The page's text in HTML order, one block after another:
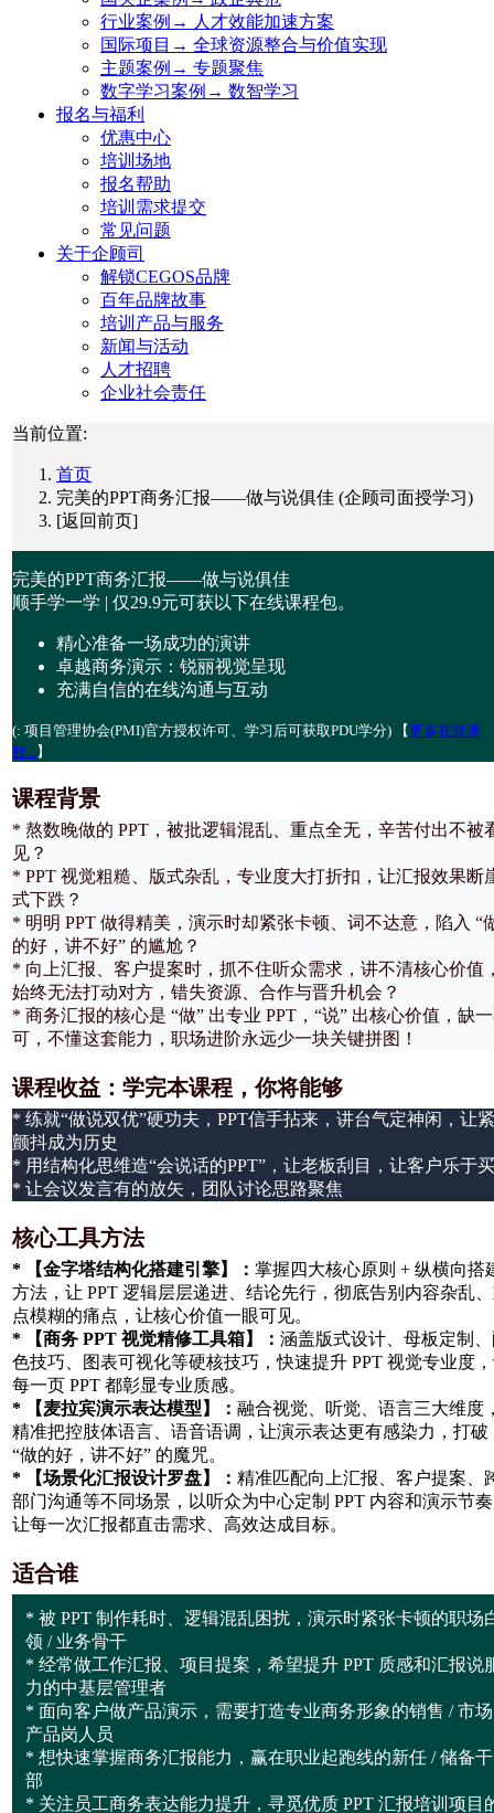
行业案例→ 人才效能加速方案
国际项目→ 全球资源整合与价值实现
主题案例→ 专题聚焦
数字学习案例→ 数智学习
报名与福利
优惠中心
培训场地
报名帮助
培训需求提交
常见问题
关于企顾司
解锁CEGOS品牌
百年品牌故事
培训产品与服务
新闻与活动
人才招聘
企业社会责任
当前位置:
首页
完美的PPT商务汇报——做与说俱佳 (企顾司面授学习)
[返回前页]
完美的PPT商务汇报——做与说俱佳
顺手学一学 | 仅29.9元可获以下在线课程包。
精心准备一场成功的演讲
卓越商务演示：锐丽视觉呈现
充满自信的在线沟通与互动
(: 项目管理协会(PMI)官方授权许可、学习后可获取PDU学分) 【更多在线课
程...】
课程背景
* 熬数晚做的 PPT，被批逻辑混乱、重点全无，辛苦付出不被
见？
* PPT 视觉粗糙、版式杂乱，专业度大打折扣，让汇报效果断
式下跌？
* 明明 PPT 做得精美，演示时却紧张卡顿、词不达意，陷入 “
的好，讲不好” 的尴尬？
* 向上汇报、客户提案时，抓不住听众需求，讲不清核心价值
始终无法打动对方，错失资源、合作与晋升机会？
* 商务汇报的核心是 “做” 出专业 PPT，“说” 出核心价值，缺
可，不懂这套能力，职场进阶永远少一块关键拼图！
课程收益：学完本课程，你将能够
* 练就“做说双优”硬功夫，PPT信手拈来，讲台气定神闲，让
颤抖成为历史
* 用结构化思维造“会说话的PPT”，让老板刮目，让客户乐于
* 让会议发言有的放矢，团队讨论思路聚焦
核心工具方法
* 【金字塔结构化搭建引擎】： 掌握四大核心原则 + 纵横向搭
方法，让 PPT 逻辑层层递进、结论先行，彻底告别内容杂乱
点模糊的痛点，让核心价值一眼可见。
* 【商务 PPT 视觉精修工具箱】： 涵盖版式设计、母板定制
色技巧、图表可视化等硬核技巧，快速提升 PPT 视觉专业度
每一页 PPT 都彰显专业质感。
* 【麦拉宾演示表达模型】： 融合视觉、听觉、语言三大维度
精准把控肢体语言、语音语调，让演示表达更有感染力，打破
“做的好，讲不好” 的魔咒。
* 【场景化汇报设计罗盘】： 精准匹配向上汇报、客户提案、
部门沟通等不同场景，以听众为中心定制 PPT 内容和演示节
让每一次汇报都直击需求、高效达成目标。
适合谁
* 被 PPT 制作耗时、逻辑混乱困扰，演示时紧张卡顿的职场
领 / 业务骨干
* 经常做工作汇报、项目提案，希望提升 PPT 质感和汇报说
力的中基层管理者
* 面向客户做产品演示，需要打造专业商务形象的销售 / 市
产品岗人员
* 想快速掌握商务汇报能力，赢在职业起跑线的新任 / 储备干
部
* 关注员工商务表达能力提升，寻觅优质 PPT 汇报培训项目